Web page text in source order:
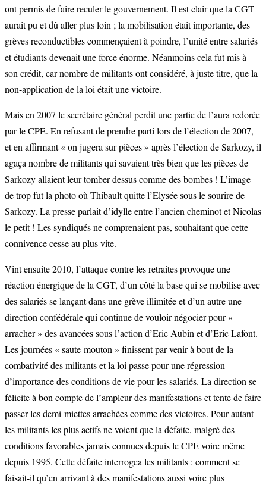
ont permis de faire reculer le gouvernement. Il est clair que la CGT
aurait pu et dû aller plus loin ; la mobilisation était importante, des
grèves reconductibles commençaient à poindre, l’unité entre salariés
et étudiants devenait une force énorme. Néanmoins cela fut mis à
son crédit, car nombre de militants ont considéré, à juste titre, que la
non-application de la loi était une victoire.
Mais en 2007 le secrétaire général perdit une partie de l’aura redorée
par le CPE. En refusant de prendre parti lors de l’élection de 2007,
et en affirmant « on jugera sur pièces » après l’élection de Sarkozy, il
agaça nombre de militants qui savaient très bien que les pièces de
Sarkozy allaient leur tomber dessus comme des bombes ! L’image
de trop fut la photo où Thibault quitte l’Elysée sous le sourire de
Sarkozy. La presse parlait d’idylle entre l’ancien cheminot et Nicolas
le petit ! Les syndiqués ne comprenaient pas, souhaitant que cette
connivence cesse au plus vite.
Vint ensuite 2010, l’attaque contre les retraites provoque une
réaction énergique de la CGT, d’un côté la base qui se mobilise avec
des salariés se lançant dans une grève illimitée et d’un autre une
direction confédérale qui continue de vouloir négocier pour «
arracher » des avancées sous l’action d’Eric Aubin et d’Eric Lafont.
Les journées « saute-mouton » finissent par venir à bout de la
combativité des militants et la loi passe pour une régression
d’importance des conditions de vie pour les salariés. La direction se
félicite à bon compte de l’ampleur des manifestations et tente de faire
passer les demi-miettes arrachées comme des victoires. Pour autant
les militants les plus actifs ne voient que la défaite, malgré des
conditions favorables jamais connues depuis le CPE voire même
depuis 1995. Cette défaite interrogea les militants : comment se
faisait-il qu’en arrivant à des manifestations aussi voire plus